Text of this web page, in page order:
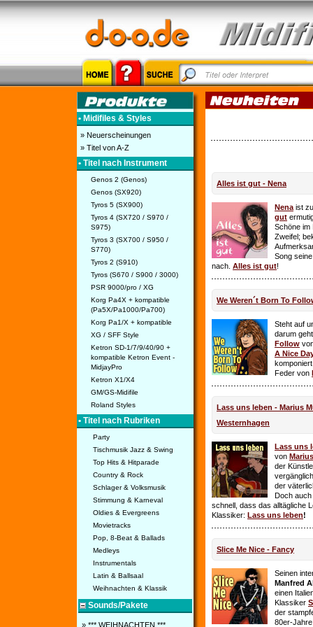
• Midifiles & Styles
» Neuerscheinungen
» Titel von A-Z
• Titel nach Instrument
Genos 2 (Genos)
Genos (SX920)
Tyros 5 (SX900)
Tyros 4 (SX720 / S970 /
S975)
Tyros 3 (SX700 / S950 /
S770)
Tyros 2 (S910)
Tyros (S670 / S900 / 3000)
PSR 9000/pro / XG
Korg Pa4X + kompatible
(Pa5X/Pa1000/Pa700)
Korg Pa1/X + kompatible
XG / SFF Style
Ketron SD-1/7/9/40/90 +
kompatible Ketron Event -
MidjayPro
Ketron X1/X4
GM/GS-Midifile
Roland Styles
• Titel nach Rubriken
Party
Tischmusik Jazz & Swing
Top Hits & Hitparade
Country & Rock
Schlager & Volksmusik
Stimmung & Karneval
Oldies & Evergreens
Movietracks
Pop, 8-Beat & Ballads
Medleys
Instrumentals
Latin & Ballsaal
Weihnachten & Klassik
Sounds/Pakete
» *** WEIHNACHTEN ***
Alles ist gut - Nena
Nena ist
gut
Schöne im
Zweifel;
Song
nach. Alles ist gut!
We Weren´t Born To
Steht auf
darum
Follow
A Nice
Feder von
Lass uns leben - Marius
Westernhagen
Lass uns
von
der
der
Doch auch
schnell, dass das alltägliche
Klassiker: Lass uns leben!
Slice Me Nice - Fancy
Seinen
Manfred
einen
Klassiker
der
80er-